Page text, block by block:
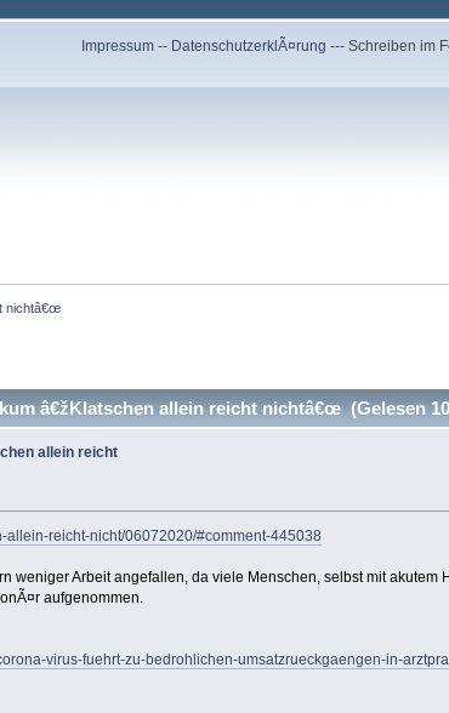
Impressum -- DatenschutzerklÃ¤rung --- Schreiben im
nichtâ€œ
â€žKlatschen allein reicht nichtâ€œ (Gelesen
allein reicht
allein-reicht-nicht/06072020/#comment-445038
weniger Arbeit angefallen, da viele Menschen, selbst mit akutem
aufgenommen.
virus-fuehrt-zu-bedrohlichen-umsatzrueckgaengen-in-